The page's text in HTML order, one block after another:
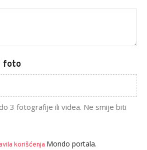
foto
3 fotografije ili videa. Ne smije biti
korišćenja Mondo portala.